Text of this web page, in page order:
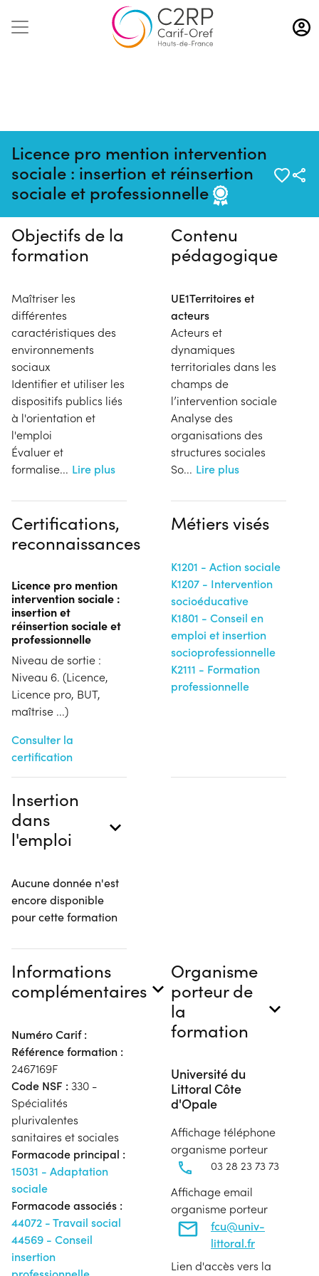
Aller
au
contenu
Licence pro mention intervention
sociale : insertion et réinsertion
sociale et professionnelle
Pas de session programmée en
ce moment
Objectifs de la
formation
Maîtriser les
différentes
caractéristiques des
environnements
sociaux
Identifier et utiliser les
dispositifs publics liés
à l'orientation et
l'emploi
Évaluer et
formalise... Lire plus
Contenu
pédagogique
UE1Territoires et
acteurs
Acteurs et
dynamiques
territoriales dans les
champs de
l’intervention sociale
Analyse des
organisations des
structures sociales
So... Lire plus
Certifications,
reconnaissances
Licence pro mention
intervention sociale :
insertion et
réinsertion sociale et
professionnelle
Niveau de sortie :
Niveau 6. (Licence,
Licence pro, BUT,
maîtrise ...)
Consulter la
certification
Métiers visés
K1201 - Action sociale
K1207 - Intervention
socioéducative
K1801 - Conseil en
emploi et insertion
socioprofessionnelle
K2111 - Formation
professionnelle
Insertion
dans
l'emploi
Aucune donnée n'est
encore disponible
pour cette formation
Informations
complémentaires
Numéro Carif :
Référence formation :
2467169F
Code NSF : 330 -
Spécialités
plurivalentes
sanitaires et sociales
Formacode principal :
15031 - Adaptation
sociale
Formacode associés :
44072 - Travail social
44569 - Conseil
insertion
Organisme
porteur de
la
formation
Université du
Littoral Côte
d'Opale
Affichage téléphone
organisme porteur
03 28 23 73 73
Affichage email
organisme porteur
fcu@univ-
littoral.fr
Lien d'accès vers la